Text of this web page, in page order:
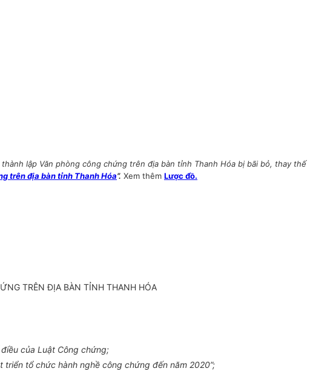
lập Văn phòng công chứng trên địa bàn tỉnh Thanh Hóa bị bãi bỏ, thay thế
trên địa bàn tỉnh Thanh Hóa”. Xem thêm Lược đồ.
TRÊN ĐỊA BÀN TỈNH THANH HÓA
của Luật Công chứng;
tổ chức hành nghề công chứng đến năm 2020”;